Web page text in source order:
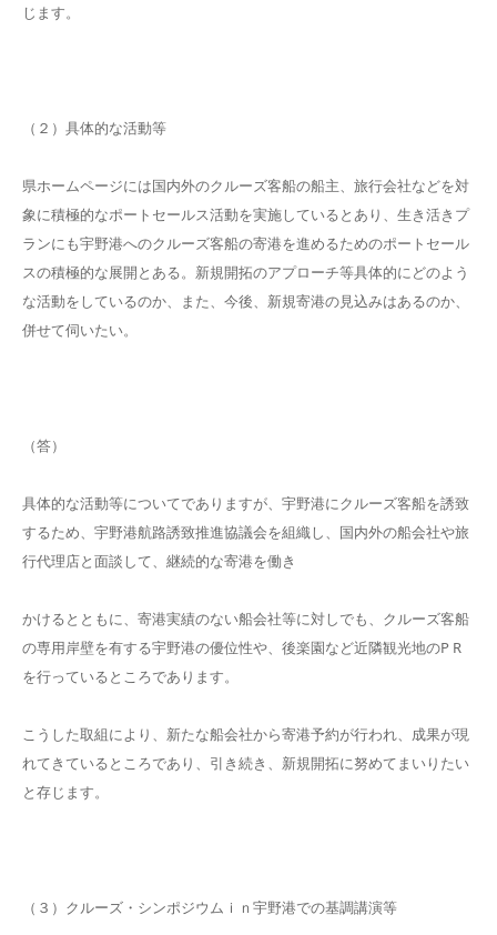
じます。
（２）具体的な活動等
県ホームページには国内外のクルーズ客船の船主、旅行会社などを対
象に積極的なポートセールス活動を実施しているとあり、生き活きプ
ランにも宇野港へのクルーズ客船の寄港を進めるためのポートセール
スの積極的な展開とある。新規開拓のアプローチ等具体的にどのよう
な活動をしているのか、また、今後、新規寄港の見込みはあるのか、
併せて伺いたい。
（答）
具体的な活動等についてでありますが、宇野港にクルーズ客船を誘致
するため、宇野港航路誘致推進協議会を組織し、国内外の船会社や旅
行代理店と面談して、継続的な寄港を働き
かけるとともに、寄港実績のない船会社等に対しでも、クルーズ客船
の専用岸壁を有する宇野港の優位性や、後楽園など近隣観光地のP R
を行っているところであります。
こうした取組により、新たな船会社から寄港予約が行われ、成果が現
れてきているところであり、引き続き、新規開拓に努めてまいりたい
と存じます。
（３）クルーズ・シンポジウムｉｎ宇野港での基調講演等